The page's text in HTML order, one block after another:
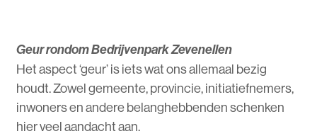
Geur rondom Bedrijvenpark Zevenellen
Het aspect ‘geur’ is iets wat ons allemaal bezig
houdt. Zowel gemeente, provincie, initiatiefnemers,
inwoners en andere belanghebbenden schenken
hier veel aandacht aan.